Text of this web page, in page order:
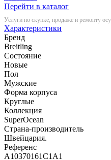
Перейти в каталог
Услуги по скупке, продаже и
Характеристики
Бренд
Breitling
Состояние
Новые
Пол
Мужские
Форма корпуса
Круглые
Коллекция
SuperOcean
Страна-производитель
Швейцария.
Референс
A10370161C1A1